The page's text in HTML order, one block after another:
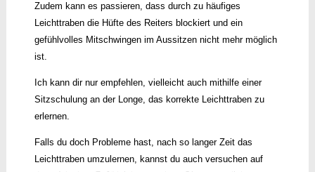
Zudem kann es passieren, dass durch zu häufiges
Leichttraben die Hüfte des Reiters blockiert und ein
gefühlvolles Mitschwingen im Aussitzen nicht mehr möglich
ist.
Ich kann dir nur empfehlen, vielleicht auch mithilfe einer
Sitzschulung an der Longe, das korrekte Leichttraben zu
erlernen.
Falls du doch Probleme hast, nach so langer Zeit das
Leichttraben umzulernen, kannst du auch versuchen auf